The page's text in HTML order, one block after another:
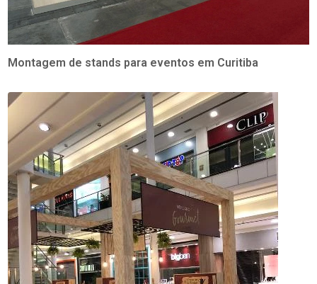
Montagem de stands para eventos em Curitiba